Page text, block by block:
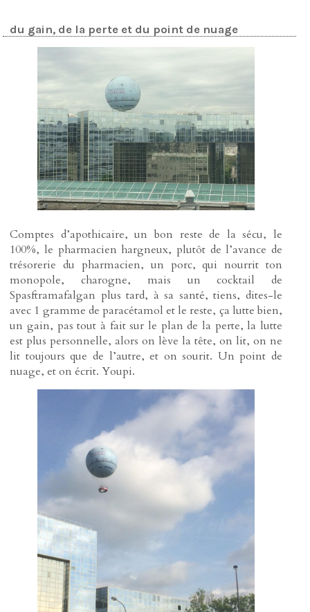
du gain, de la perte et du point de nuage
Comptes d’apothicaire, un bon reste de la sécu, le
100%, le pharmacien hargneux, plutôt de l’avance de
trésorerie du pharmacien, un porc, qui nourrit ton
monopole, charogne, mais un cocktail de
Spasftramafalgan plus tard, à sa santé, tiens, dites-le
avec 1 gramme de paracétamol et le reste, ça lutte bien,
un gain, pas tout à fait sur le plan de la perte, la lutte
est plus personnelle, alors on lève la tête, on lit, on ne
lit toujours que de l’autre, et on sourit. Un point de
nuage, et on écrit. Youpi.